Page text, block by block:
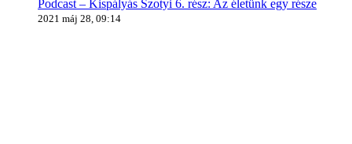
Podcast – Kispályás Szotyi 6. rész: Az életünk egy része
2021 máj 28, 09:14